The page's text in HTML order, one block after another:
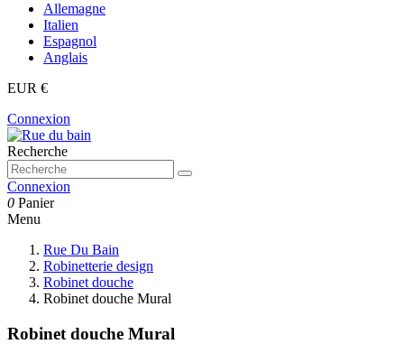
Allemagne
Italien
Espagnol
Anglais
EUR €
Connexion
Recherche
Connexion
0 Panier
Menu
Rue Du Bain
Robinetterie design
Robinet douche
Robinet douche Mural
Robinet douche Mural